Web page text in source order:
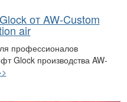
от AW-Custom
air
профессионалов
Glock производства AW-